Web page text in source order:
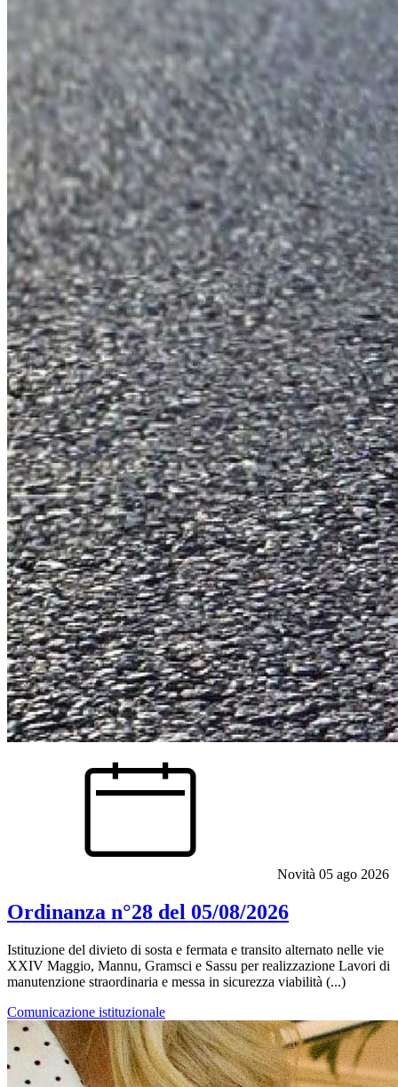
Novità 05 ago 2026
Ordinanza n°28 del 05/08/2026
Istituzione del divieto di sosta e fermata e transito alternato nelle vie
XXIV Maggio, Mannu, Gramsci e Sassu per realizzazione Lavori di
manutenzione straordinaria e messa in sicurezza viabilità (...)
Comunicazione istituzionale